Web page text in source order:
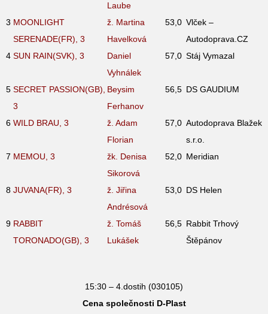
Laube
3 MOONLIGHT
SERENADE(FR), 3
ž. Martina
Havelková
53,0 Vlček –
Autodoprava.CZ
4 SUN RAIN(SVK), 3
Daniel
Vyhnálek
57,0 Stáj Vymazal
5 SECRET PASSION(GB),
3
Beysim
Ferhanov
56,5 DS GAUDIUM
6 WILD BRAU, 3
ž. Adam
Florian
57,0 Autodoprava Blažek
s.r.o.
7 MEMOU, 3
žk. Denisa
Sikorová
52,0 Meridian
8 JUVANA(FR), 3
ž. Jiřina
Andrésová
53,0 DS Helen
9 RABBIT
TORONADO(GB), 3
ž. Tomáš
Lukášek
56,5 Rabbit Trhový
Štěpánov
15:30 – 4.dostih (030105)
Cena společnosti D-Plast